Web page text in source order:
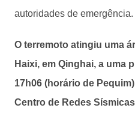
autoridades de emergência.
O terremoto atingiu uma
Haixi, em Qinghai, a uma
17h06 (horário de
Centro de Redes